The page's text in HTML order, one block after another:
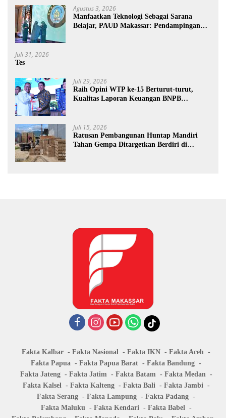
Agustus 3, 2026
Manfaatkan Teknologi Sebagai Sarana
Belajar, PAUD Makassar: Pendampingan
Juli 31, 2026
Tes
Juli 29, 2026
Raih Opini WTP ke-15 Berturut-turut,
Kualitas Laporan Keuangan BNPB
Juli 15, 2026
Ratusan Pembangunan Huntap Mandiri
Tahan Gempa Ditargetkan Berdiri di
Fakta Kalbar Fakta Nasional Fakta IKN
Fakta Aceh
Fakta Papua
Fakta Papua Barat
Fakta Bandung
Fakta Jateng
Fakta Jatim Fakta Batam
Fakta Medan
Fakta Kalsel
Fakta Kalteng Fakta Bali
Fakta Jambi
Fakta Serang
Fakta Lampung
Fakta Padang
Fakta Maluku
Fakta Kendari
Fakta Babel